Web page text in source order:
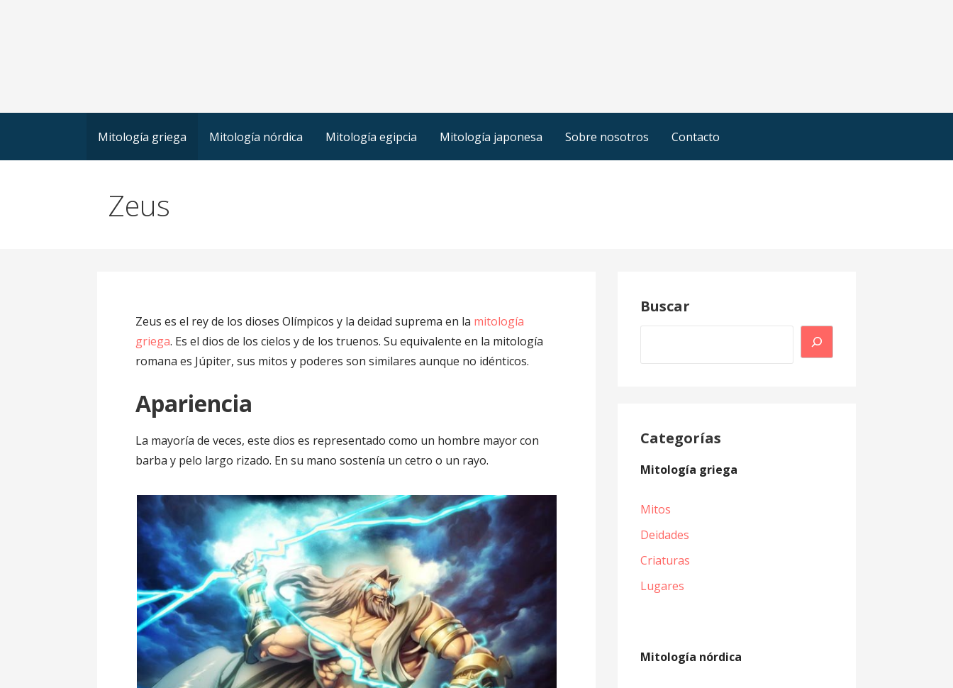
Mitología griega Mitología nórdica Mitología egipcia Mitología japonesa Sobre nosotros Contacto
Zeus
Zeus es el rey de los dioses Olímpicos y la deidad suprema en la mitología
griega. Es el dios de los cielos y de los truenos. Su equivalente en la mitología
romana es Júpiter, sus mitos y poderes son similares aunque no idénticos.
Apariencia
La mayoría de veces, este dios es representado como un hombre mayor con
barba y pelo largo rizado. En su mano sostenía un cetro o un rayo.
Buscar
Categorías
Mitología griega
Mitos
Deidades
Criaturas
Lugares
Mitología nórdica